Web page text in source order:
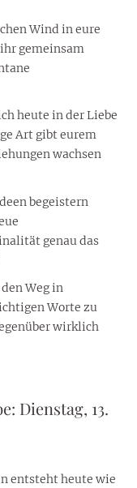
Wind in eure
gemeinsam
heute in der Liebe
Art gibt eurem
wachsen
begeistern
genau das
Weg in
Worte zu
wirklich
Dienstag, 13.
entsteht heute wie